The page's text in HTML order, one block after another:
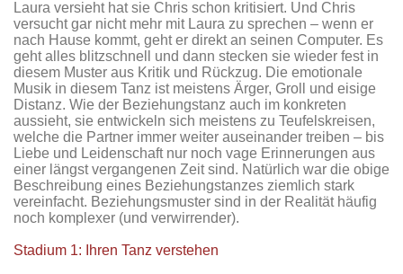
Laura versieht hat sie Chris schon kritisiert. Und Chris
versucht gar nicht mehr mit Laura zu sprechen – wenn er
nach Hause kommt, geht er direkt an seinen Computer. Es
geht alles blitzschnell und dann stecken sie wieder fest in
diesem Muster aus Kritik und Rückzug. Die emotionale
Musik in diesem Tanz ist meistens Ärger, Groll und eisige
Distanz. Wie der Beziehungstanz auch im konkreten
aussieht, sie entwickeln sich meistens zu Teufelskreisen,
welche die Partner immer weiter auseinander treiben – bis
Liebe und Leidenschaft nur noch vage Erinnerungen aus
einer längst vergangenen Zeit sind. Natürlich war die obige
Beschreibung eines Beziehungstanzes ziemlich stark
vereinfacht. Beziehungsmuster sind in der Realität häufig
noch komplexer (und verwirrender).
Stadium 1: Ihren Tanz verstehen